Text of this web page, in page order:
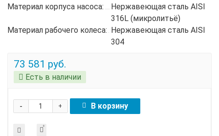
Материал корпуса насоса:
Нержавеющая сталь AISI
316L (микролитьё)
Материал рабочего колеса: Нержавеющая сталь AISI
304
73 581 руб.
Есть в наличии
+
- В корзину